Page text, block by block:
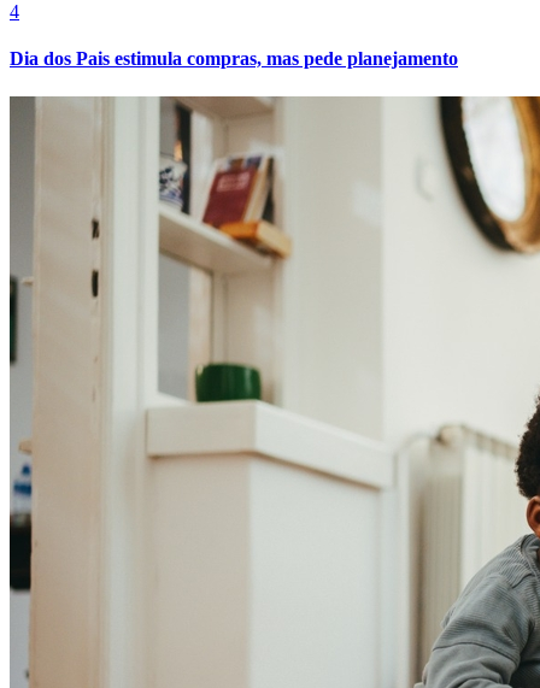
Bragantino
4
Dia dos Pais estimula compras, mas pede planejamento